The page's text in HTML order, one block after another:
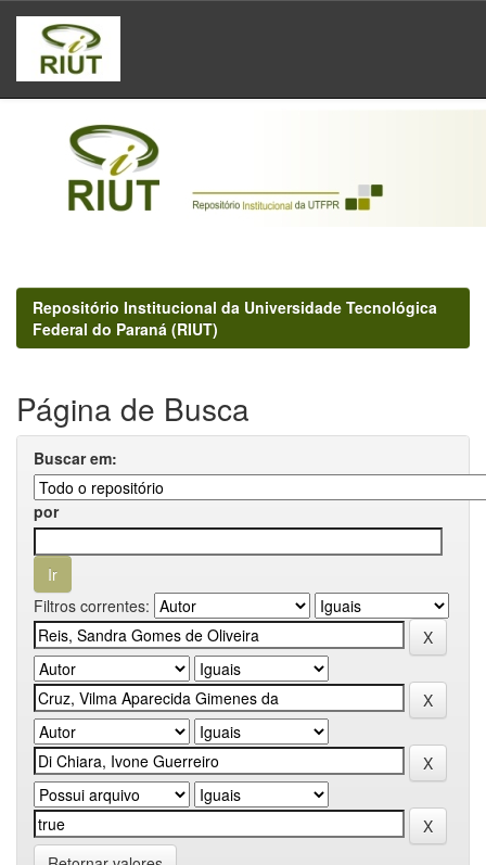
Skip
navigation
Repositório Institucional da Universidade Tecnológica
Federal do Paraná (RIUT)
Página de Busca
Buscar em:
por
Filtros correntes: